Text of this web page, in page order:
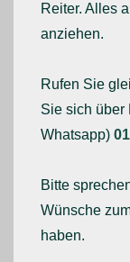
Reiter. Alles
anziehen.
Rufen Sie
Sie sich über
Whatsapp)
Bitte
Wünsche
haben.